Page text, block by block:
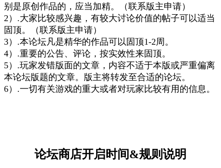
别是原创作品的，应当加精。（联系版主申请）
2）.大家比较感兴趣，有较大讨论价值的帖子可以适当
固顶。（联系版主申请）
3）.本论坛凡是精华的作品可以固顶1-2周。
4）.重要的公告、评论，按实效性来固顶。
5）.玩家发错版面的文章，内容不适于本版或严重偏离
本论坛版题的文章。版主将转发至合适的论坛。
6）.一切有关游戏的重大或者对玩家比较有用的信息。
论坛商店开启时间&规则说明